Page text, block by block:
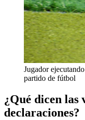
Jugador
partido de fútbol
¿Qué dicen las
declaraciones?